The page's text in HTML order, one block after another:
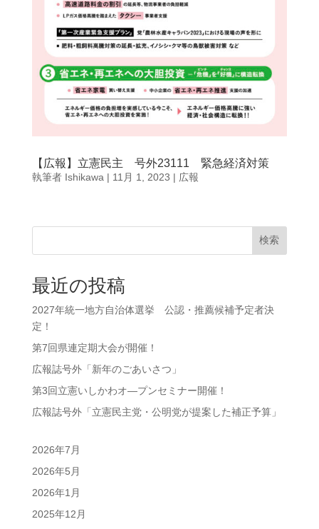
【広報】立憲民主 号外23111 緊急経済対策
執筆者 Ishikawa| 11月 1, 2023 | 広報
検索
最近の投稿
2027年統一地方自治体選挙 公認・推薦候補予定者決
定！
第7回県連定期大会が開催！
広報誌号外「新年のごあいさつ」
第3回立憲いしかわオ―プンセミナー開催！
広報誌号外「立憲民主党・公明党が提案した補正予算」
2026年7月
2026年5月
2026年1月
2025年12月